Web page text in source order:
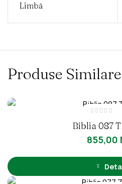
Limbă
Produse Similare
v
a
l
u
l
i
Biblia 087
855,00